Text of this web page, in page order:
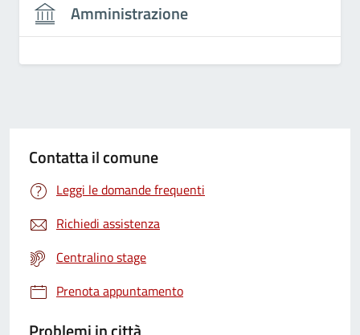
Amministrazione
Contatta il comune
Leggi le domande frequenti
Richiedi assistenza
Centralino stage
Prenota appuntamento